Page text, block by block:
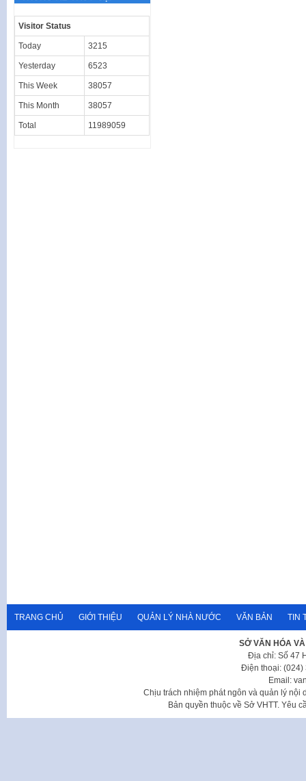
Visitor Status
Today 3215
Yesterday 6523
This Week 38057
This Month 38057
Total 11989059
TRANG CHỦ GIỚI THIỆU QUẢN LÝ NHÀ NƯỚC VĂN BẢN TIN
SỞ VĂN HÓA
Địa chỉ: Số 47
Điện thoại: (024)
Email:
Chịu trách nhiệm phát ngôn và quản lý nội
Bản quyền thuộc về Sở VHTT. Yêu